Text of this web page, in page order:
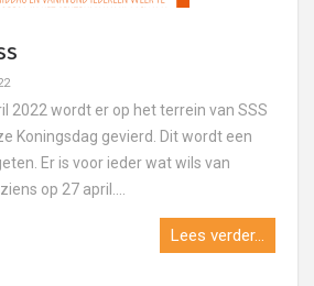
2022 wordt er op het terrein van SSS
Koningsdag gevierd. Dit wordt een
Er is voor ieder wat wils van
op 27 april....
Lees verder...